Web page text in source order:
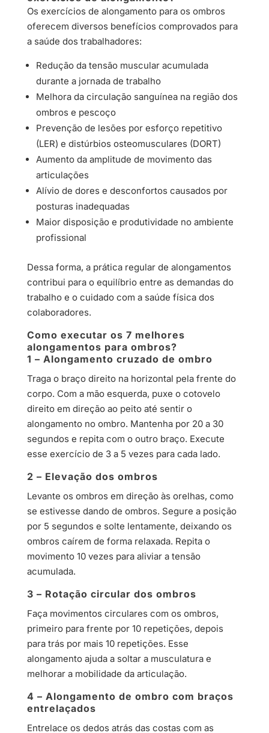
Os exercícios de alongamento para os ombros
oferecem diversos benefícios comprovados para
a saúde dos trabalhadores:
Redução da tensão muscular acumulada
durante a jornada de trabalho
Melhora da circulação sanguínea na região dos
ombros e pescoço
Prevenção de lesões por esforço repetitivo
(LER) e distúrbios osteomusculares (DORT)
Aumento da amplitude de movimento das
articulações
Alívio de dores e desconfortos causados por
posturas inadequadas
Maior disposição e produtividade no ambiente
profissional
Dessa forma, a prática regular de alongamentos
contribui para o equilíbrio entre as demandas do
trabalho e o cuidado com a saúde física dos
colaboradores.
Como executar os 7 melhores
alongamentos para ombros?
1 – Alongamento cruzado de ombro
Traga o braço direito na horizontal pela frente do
corpo. Com a mão esquerda, puxe o cotovelo
direito em direção ao peito até sentir o
alongamento no ombro. Mantenha por 20 a 30
segundos e repita com o outro braço. Execute
esse exercício de 3 a 5 vezes para cada lado.
2 – Elevação dos ombros
Levante os ombros em direção às orelhas, como
se estivesse dando de ombros. Segure a posição
por 5 segundos e solte lentamente, deixando os
ombros caírem de forma relaxada. Repita o
movimento 10 vezes para aliviar a tensão
acumulada.
3 – Rotação circular dos ombros
Faça movimentos circulares com os ombros,
primeiro para frente por 10 repetições, depois
para trás por mais 10 repetições. Esse
alongamento ajuda a soltar a musculatura e
melhorar a mobilidade da articulação.
4 – Alongamento de ombro com braços
entrelaçados
Entrelace os dedos atrás das costas com as